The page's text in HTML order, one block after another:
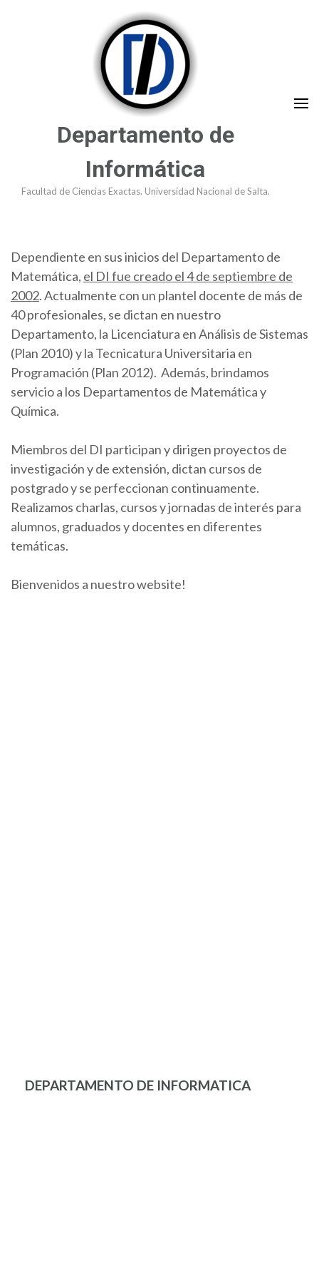
Departamento de
Informática
Facultad de Ciencias Exactas. Universidad Nacional de Salta.
Dependiente en sus inicios del Departamento de
Matemática, el DI fue creado el 4 de septiembre de
2002. Actualmente con un plantel docente de más de
40 profesionales, se dictan en nuestro
Departamento, la Licenciatura en Análisis de Sistemas
(Plan 2010) y la Tecnicatura Universitaria en
Programación (Plan 2012). Además, brindamos
servicio a los Departamentos de Matemática y
Química.
Miembros del DI participan y dirigen proyectos de
investigación y de extensión, dictan cursos de
postgrado y se perfeccionan continuamente.
Realizamos charlas, cursos y jornadas de interés para
alumnos, graduados y docentes en diferentes
temáticas.
Bienvenidos a nuestro website!
DEPARTAMENTO DE INFORMATICA